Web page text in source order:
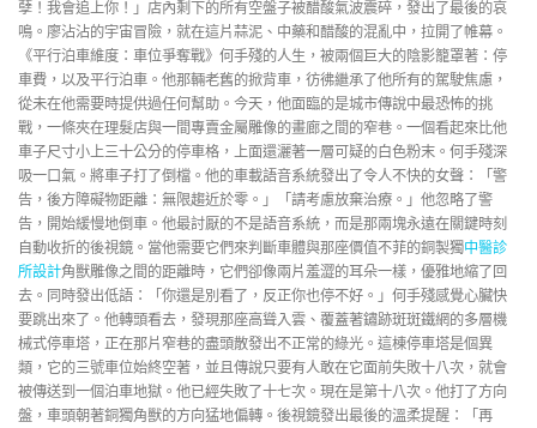
孽！我會追上你！」店內剩下的所有空盤子被醋酸氣波震碎，發出了最後的哀
鳴。廖沾沾的宇宙冒險，就在這片蒜泥、中藥和醋酸的混亂中，拉開了帷幕。
《平行泊車維度：車位爭奪戰》何手殘的人生，被兩個巨大的陰影籠罩著：停
車費，以及平行泊車。他那輛老舊的掀背車，彷彿繼承了他所有的駕駛焦慮，
從未在他需要時提供過任何幫助。今天，他面臨的是城市傳說中最恐怖的挑
戰，一條夾在理髮店與一間專賣金屬雕像的畫廊之間的窄巷。一個看起來比他
車子尺寸小上三十公分的停車格，上面還灑著一層可疑的白色粉末。何手殘深
吸一口氣。將車子打了倒檔。他的車載語音系統發出了令人不快的女聲：「警
告，後方障礙物距離：無限趨近於零。」「請考慮放棄治療。」他忽略了警
告，開始緩慢地倒車。他最討厭的不是語音系統，而是那兩塊永遠在關鍵時刻
自動收折的後視鏡。當他需要它們來判斷車體與那座價值不菲的銅製獨中醫診
所設計角獸雕像之間的距離時，它們卻像兩片羞澀的耳朵一樣，優雅地縮了回
去。同時發出低語：「你還是別看了，反正你也停不好。」何手殘感覺心臟快
要跳出來了。他轉頭看去，發現那座高聳入雲、覆蓋著鏽跡斑斑鐵網的多層機
械式停車塔，正在那片窄巷的盡頭散發出不正常的綠光。這棟停車塔是個異
類，它的三號車位始終空著，並且傳說只要有人敢在它面前失敗十八次，就會
被傳送到一個泊車地獄。他已經失敗了十七次。現在是第十八次。他打了方向
盤，車頭朝著銅獨角獸的方向猛地偏轉。後視鏡發出最後的溫柔提醒：「再